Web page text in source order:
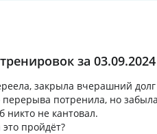
за 03.09.2024
закрыла вчерашний долг
потренила, но
никто не кантовал.
пройдёт?